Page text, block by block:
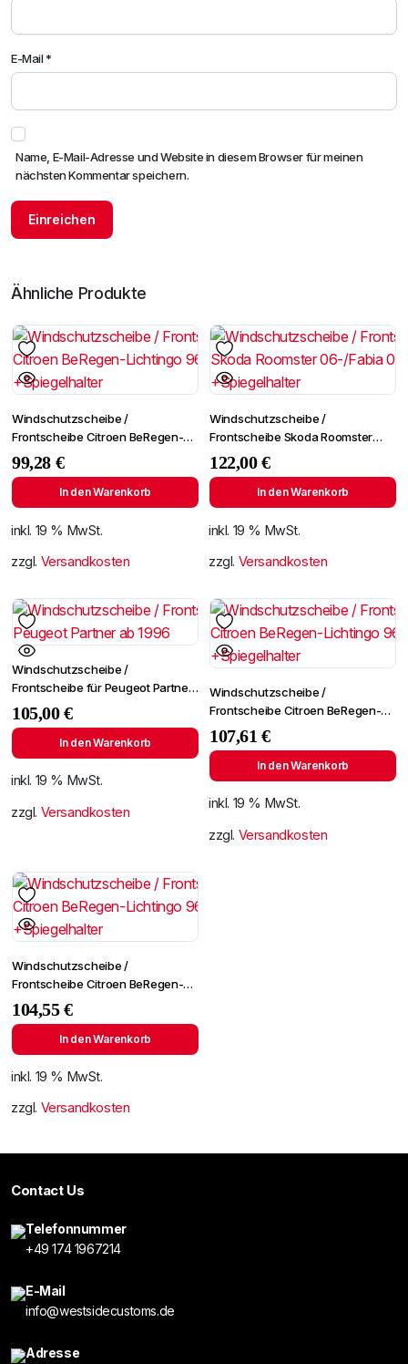
E-Mail*
Name, E-Mail-Adresse und Website in diesem Browser für meinen
nächsten Kommentar speichern.
Ähnliche Produkte
Windschutzscheibe /
Frontscheibe Citroen BeRegen-
Lichtingo 96- +Spiegelhalter
99,28 €
In den Warenkorb
inkl. 19 % MwSt.
zzgl. Versandkosten
Windschutzscheibe /
Frontscheibe Skoda Roomster
06-/Fabia 07- +Spiegelhalter
122,00€
In den Warenkorb
inkl. 19 % MwSt.
zzgl. Versandkosten
Windschutzscheibe /
Frontscheibe für Peugeot Partner
ab 1996
105,00€
In den Warenkorb
inkl. 19 % MwSt.
zzgl. Versandkosten
Windschutzscheibe /
Frontscheibe Citroen BeRegen-
Lichtingo 96- +Spiegelhalter
107,61€
In den Warenkorb
inkl. 19 % MwSt.
zzgl. Versandkosten
Windschutzscheibe /
Frontscheibe Citroen BeRegen-
Lichtingo 96- +Spiegelhalter
104,55€
In den Warenkorb
inkl. 19 % MwSt.
zzgl. Versandkosten
Contact Us
Telefonnummer
+49 174 1967214
E-Mail
info@westsidecustoms.de
Adresse